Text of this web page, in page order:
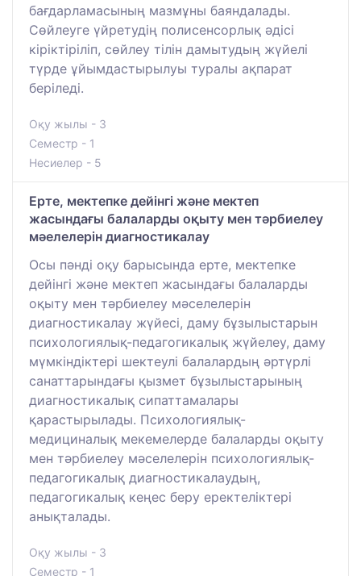
бағдарламасының мазмұны баяндалады.
Сөйлеуге үйретудің полисенсорлық әдісі
кіріктіріліп, сөйлеу тілін дамытудың жүйелі
түрде ұйымдастырылуы туралы ақпарат
беріледі.
Оқу жылы - 3
Семестр - 1
Несиелер - 5
Ерте, мектепке дейінгі және мектеп
жасындағы балаларды оқыту мен тәрбиелеу
мәелелерін диагностикалау
Осы пәнді оқу барысында ерте, мектепке
дейінгі және мектеп жасындағы балаларды
оқыту мен тәрбиелеу мәселелерін
диагностикалау жүйесі, даму бұзылыстарын
психологиялық-педагогикалық жүйелеу, даму
мүмкіндіктері шектеулі балалардың әртүрлі
санаттарындағы қызмет бұзылыстарының
диагностикалық сипаттамалары
қарастырылады. Психологиялық-
медициналық мекемелерде балаларды оқыту
мен тәрбиелеу мәселелерін психологиялық-
педагогикалық диагностикалаудың,
педагогикалық кеңес беру еректеліктері
анықталады.
Оқу жылы - 3
Семестр - 1